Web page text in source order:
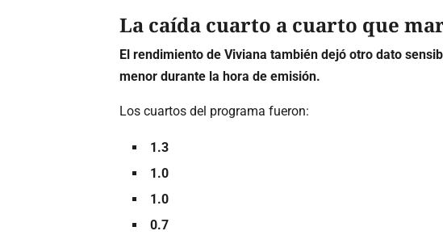
La caída cuarto a cuarto que
El rendimiento de Viviana también dejó otro dato
menor durante la hora de emisión.
Los cuartos del programa fueron:
1.3
1.0
1.0
0.7